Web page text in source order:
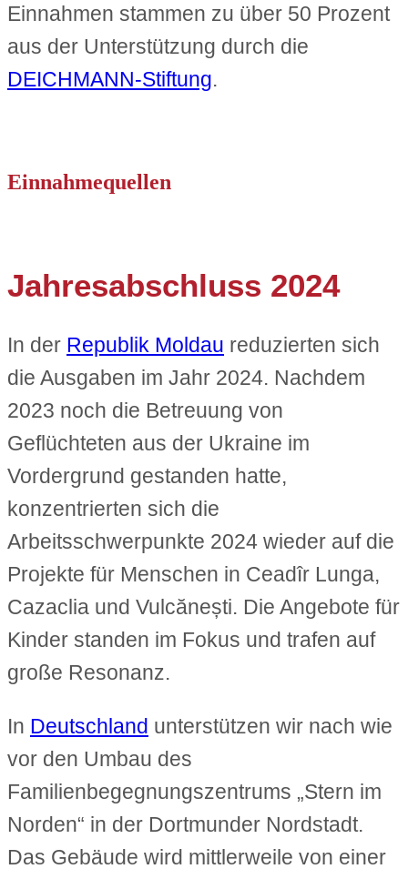
Einnahmen stammen zu über 50 Prozent
aus der Unterstützung durch die
DEICHMANN-Stiftung.
Einnahmequellen
Jahresabschluss 2024
In der Republik Moldau reduzierten sich
die Ausgaben im Jahr 2024. Nachdem
2023 noch die Betreuung von
Geflüchteten aus der Ukraine im
Vordergrund gestanden hatte,
konzentrierten sich die
Arbeitsschwerpunkte 2024 wieder auf die
Projekte für Menschen in Ceadîr Lunga,
Cazaclia und Vulcănești. Die Angebote für
Kinder standen im Fokus und trafen auf
große Resonanz.
In Deutschland unterstützen wir nach wie
vor den Umbau des
Familienbegegnungszentrums „Stern im
Norden“ in der Dortmunder Nordstadt.
Das Gebäude wird mittlerweile von einer